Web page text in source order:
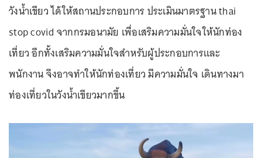
วังน้ำเขียว ได้ให้สถานประกอบการ ประเมินมาตรฐาน thai
stop covid จากกรมอนามัย เพื่อเสริมความมั่นใจให้นักท่อง
เที่ยว อีกทั้งเสริมความมั่นใจสำหรับผู้ประกอบการและ
พนักงาน จึงอาจทำให้นักท่องเที่ยว มีความมั่นใจ เดินทางมา
ท่องเที่ยวในวังน้ำเขียวมากขึ้น